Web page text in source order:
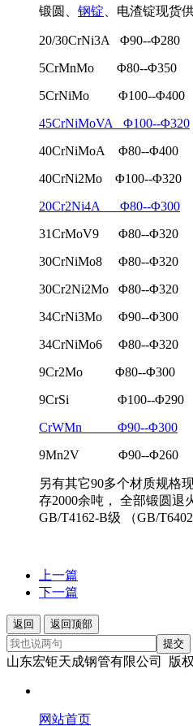
锻圆、 钢锭 、电渣锭现货
20/30CrNi3A Φ90--Φ280
5CrMnMo Φ80--Φ350
5CrNiMo Φ100--Φ400
45CrNiMoVA Φ100--Φ320
40CrNiMoA Φ80--Φ400
40CrNi2Mo Φ100--Φ320
20Cr2Ni4A Φ80--Φ300
31CrMoV9 Φ80--Φ320
30CrNiMo8 Φ80--Φ320
30Cr2Ni2Mo Φ80--Φ320
34CrNi3Mo Φ90--Φ300
34CrNiMo6 Φ80--Φ320
9Cr2Mo Φ80--Φ300
9CrSi Φ100--Φ290
CrWMn Φ90--Φ300
9Mn2V Φ90--Φ260
另有其它90多个材质规格
存2000余吨， 全部锻圆退
GB/T4162-B级 （GB/
上一篇
下一篇
返回
返回顶部
提交
山东宏钜天成钢管有限公司 版
网站首页